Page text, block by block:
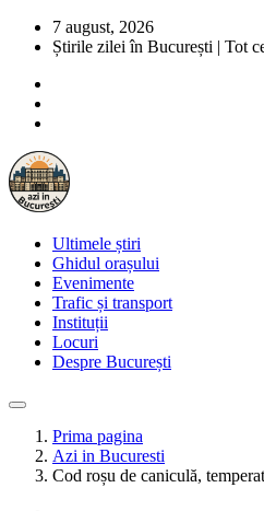
7 august, 2026
Știrile zilei în București | Tot
Ultimele știri
Ghidul orașului
Evenimente
Trafic și transport
Instituții
Locuri
Despre București
Prima pagina
Azi in Bucuresti
Cod roșu de caniculă,